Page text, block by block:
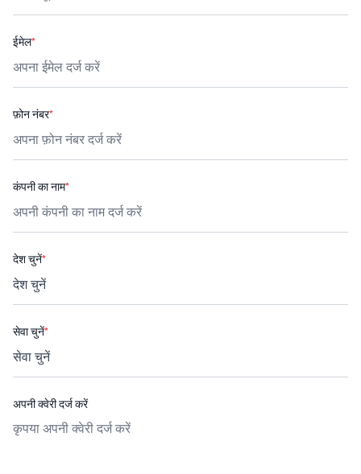
ईमेल*
फ़ोन नंबर*
कंपनी का नाम*
देश चुनें*
सेवा चुनें*
अपनी क्वेरी दर्ज करें